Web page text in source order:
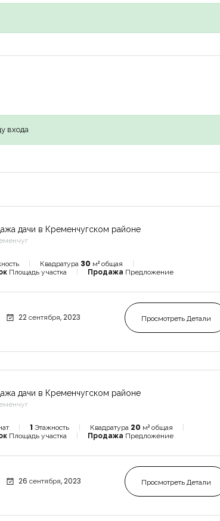
входа
дачи в Кременчугском районе
Квадратура 30 м² общая
Площадь участка Продажа Предложение
22 сентября, 2023 Просмотреть Детали
дачи в Кременчугском районе
1 Этажность Квадратура 20 м² общая
Площадь участка Продажа Предложение
26 сентября, 2023 Просмотреть Детали